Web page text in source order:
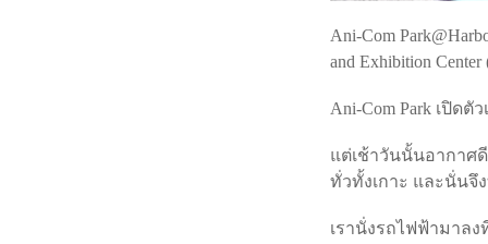
Ani-Com
and Exhibition
Ani-Com Park เปิด
แต่เช้าวันนั้นอากาศ
ทั่วทั้งเกาะ และนั่นจึ
เรานั่งรถไฟฟ้ามาลง